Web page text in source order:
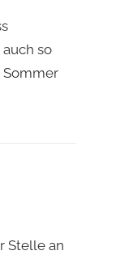
so
Sommer
Stelle an